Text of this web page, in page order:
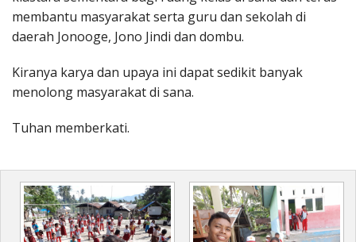
membantu masyarakat serta guru dan sekolah di
daerah Jonooge, Jono Jindi dan dombu.
Kiranya karya dan upaya ini dapat sedikit banyak
menolong masyarakat di sana.
Tuhan memberkati.